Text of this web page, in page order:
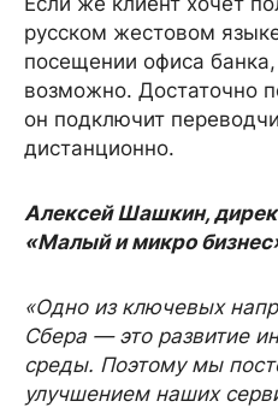
русском жестовом
посещении офиса
возможно. Достаточно
он подключит
дистанционно.
Алексей Шашкин,
«Малый и микро
«Одно из ключевых
Сбера — это развитие
среды. Поэтому мы
улучшением наших